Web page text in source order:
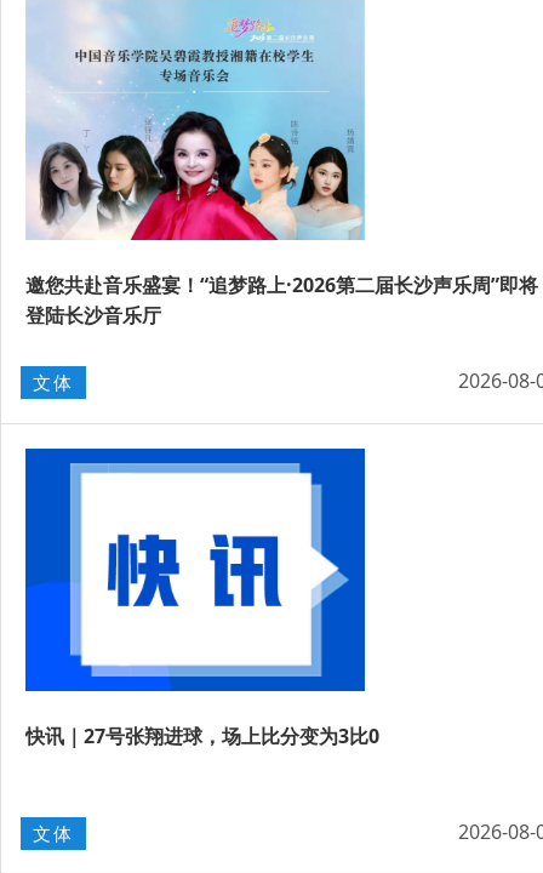
邀您共赴音乐盛宴！“追梦路上·2026第二届长沙声乐周”即将
登陆长沙音乐厅
文体 2026-08-
快讯｜27号张翔进球，场上比分变为3比0
文体 2026-08-